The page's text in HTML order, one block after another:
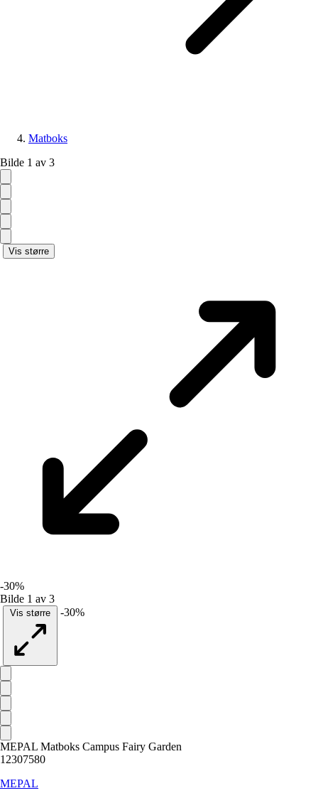
Matboks
Bilde 1 av 3
Vis større
-30%
Bilde 1 av 3
Vis større -30%
MEPAL Matboks Campus Fairy Garden
12307580
MEPAL